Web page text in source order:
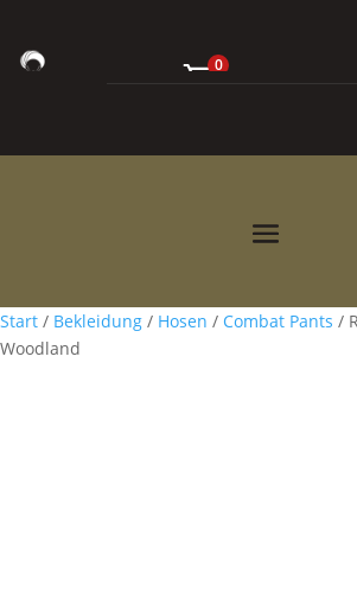
0
Start / Bekleidung / Hosen / Combat Pants /
Woodland